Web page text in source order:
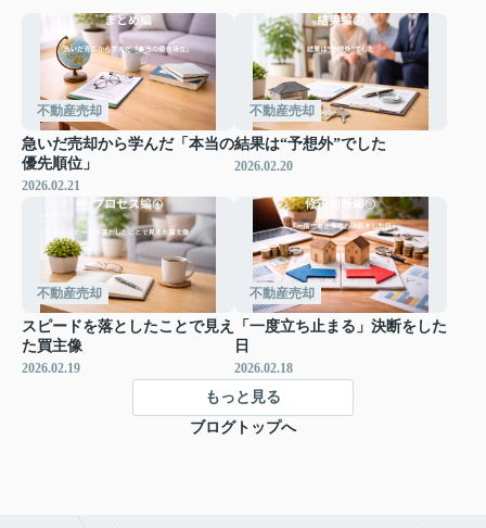
不動産売却
急いだ売却から学んだ「本当の
優先順位」
2026.02.21
不動産売却
結果は“予想外”でした
2026.02.20
不動産売却
スピードを落としたことで見え
た買主像
2026.02.19
不動産売却
「一度立ち止まる」決断をした
日
2026.02.18
もっと見る
ブログトップへ